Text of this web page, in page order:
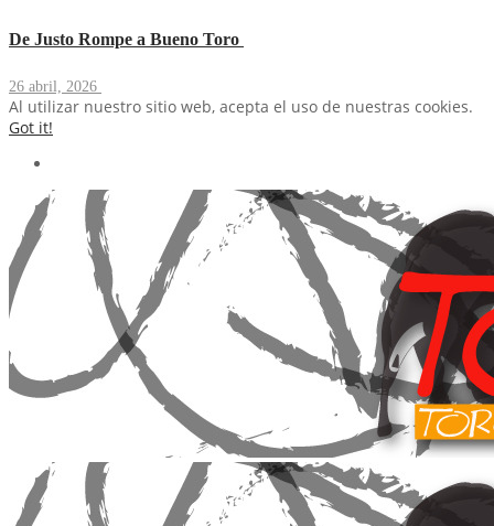
De Justo Rompe a Bueno Toro
26 abril, 2026
Al utilizar nuestro sitio web, acepta el uso de nuestras cookies.
Got it!